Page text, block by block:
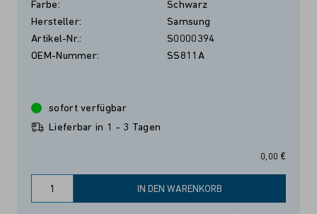
Farbe:
Schwarz
Hersteller:
Samsung
Artikel-Nr.:
S0000394
OEM-Nummer:
SS811A
0,00 €
sofort verfügbar
Lieferbar in 1 - 3 Tagen
IN DEN WARENKORB